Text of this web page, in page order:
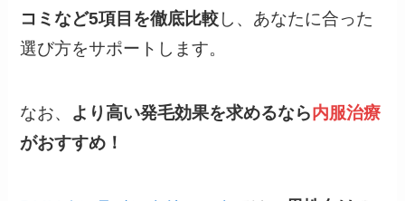
コミなど5項目を徹底比較し、あなたに合った
選び方をサポートします。
なお、 より高い発毛効果を求めるなら内服治療
がおすすめ！